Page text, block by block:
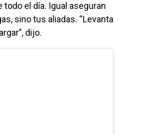
el día. Igual aseguran
sino tus aliadas. “Levanta
dijo.